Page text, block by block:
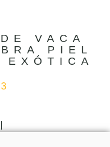
VACA
PIEL
EXÓTICA